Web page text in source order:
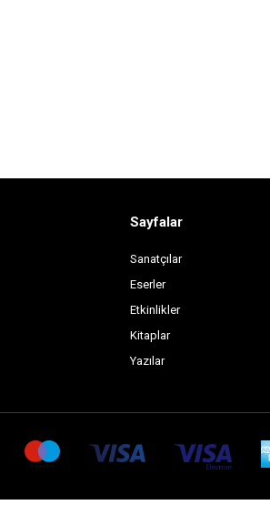
Sayfalar
Sanatçılar
Eserler
Etkinlikler
Kitaplar
Yazılar